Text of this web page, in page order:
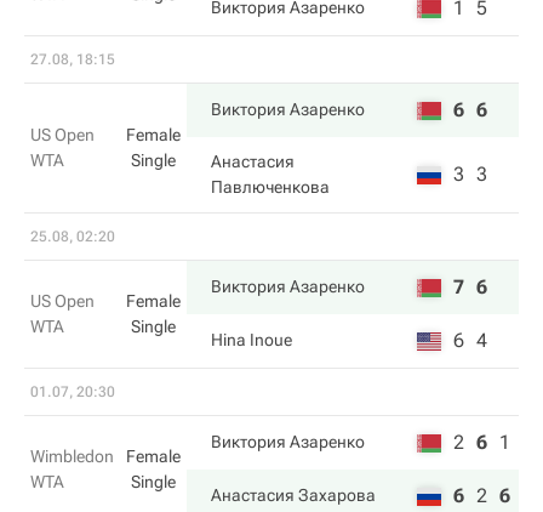
Виктория Азаренко 1 5
27.08, 18:15
US Open
WTA
Female
Single
Виктория Азаренко 6 6
Анастасия
Павлюченкова
3 3
25.08, 02:20
US Open
WTA
Female
Single
Виктория Азаренко 7 6
Hina Inoue 6 4
01.07, 20:30
Wimbledon
WTA
Female
Single
Виктория Азаренко 2 6 1
Анастасия Захарова 6 2 6